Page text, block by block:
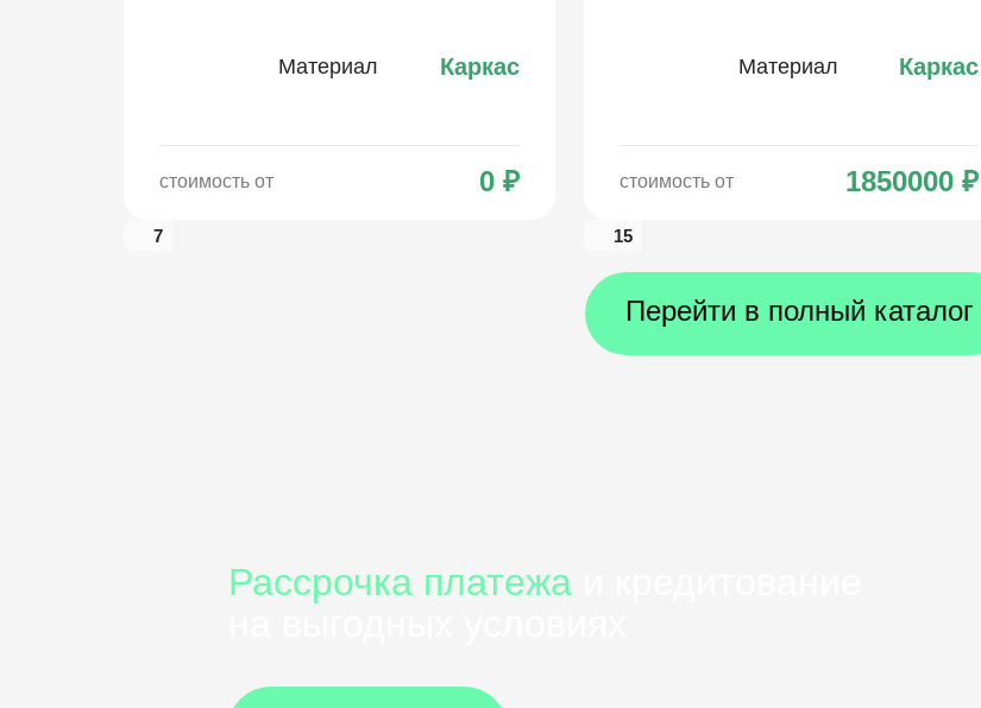
Материал Каркас
стоимость от 0 ₽
7
Материал Каркас
стоимость от 1850000 ₽
15
Перейти в полный каталог
Рассрочка платежа